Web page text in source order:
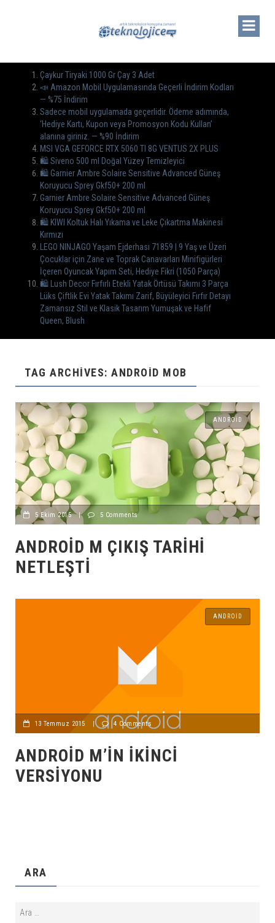
Çaykur Tiryaki 1000 Gr Çay 3 Adet
📣 Amazon Mobil Uygulamasında Geçerli İndirim Kodları
— %75 İndirim
Sadece mobil uygulamada geçerlidir. Ödeme adımında,
‘Hediye Kartı, Kupon veya Promosyon Kodu Kullan’
alanına giriniz. — %90 İndirim
MSI VGA GEFORCE RTX 5060 TI 8G VENTUS 2X PLUS
🛍️ Siveno 500 ml Doğal Yüzey Temizleyici
🛍️ Garnier Ambre Solaire Sensitive Advanced Güneş
Koruyucu Sprey Gkf50+ 200 ml
Garnier Ambre Solaire Sensitive Advanced Güneş
Koruyucu Sprey Gkf50+ 200 ml
🛍️ KIWI Koltuk Halı Yıkama ve Leke Çıkartma Makinesi
Kırmızı
LEGO NINJAGO Yaşam Ejderhası 71859 | 9 Yaş ve Üzeri
Çocuklar için Zane ve Toprak Canavarları Minifigürleri
İçeren Oyuncak Yapım Seti, Hediye Fikri (1050 Parça)
🛍️ Lush Decor Fırfırlı Etekli Yatak Örtüsü Takımı 3 Parça
Lüks Çiftlik Evi Yatak Takımı Zarif, Büyüleyici Fırfır Detayı
Zamansız Stil ve Klasik Tasarım Yumuşak ve Hafif
Queen, Blush
TAG ARCHIVES: ANDROID MOB
ANDROID
5 Ekim 2015 | 5 Comments
ANDROID M ÇIKIŞ TARIHI
NETLEŞTI
ANDROID
13 Temmuz 2015 | 4 Comments
ANDROID M’IN İKINCI
VERSIYONU
ARA